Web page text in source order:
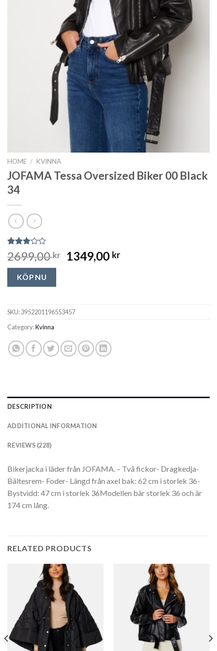
HOME / KVINNA
JOFAMA Tessa Oversized Biker 00 Black
34
Rated
2.96
out of
228
ratings
2699,00kr 1349,00 kr
KÖP NU
SKU:3952201196553457
Category:Kvinna
DESCRIPTION
ADDITIONAL INFORMATION
REVIEWS (228)
Bikerjacka i läder från JOFAMA. – Två fickor- Dragkedja-
Bältesrem- Foder- Längd från axel bak: 62 cm i storlek 36-
Bystvidd: 47 cm i storlek 36Modellen bär storlek 36 och är
174 cm lång.
RELATED PRODUCTS